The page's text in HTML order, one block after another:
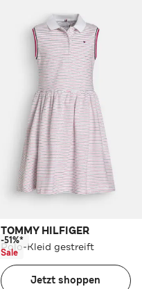
TOMMY HILFIGER
Polo-Kleid gestreift
-51%*
Sale
Jetzt shoppen